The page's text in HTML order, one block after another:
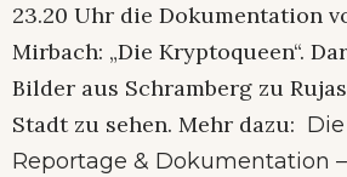
23.20 Uhr die Dokumentation
Mirbach: „Die Kryptoqueen“.
Bilder aus Schramberg zu
Stadt zu sehen. Mehr dazu:
Reportage & Dokumentation